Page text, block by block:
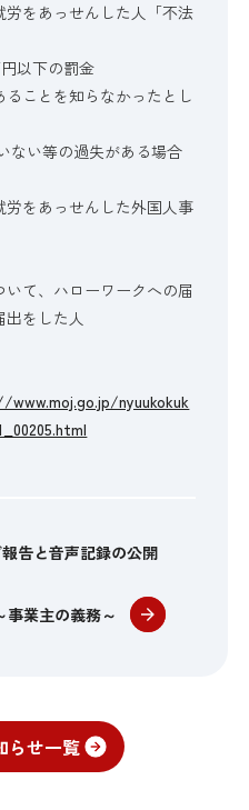
労をあっせんした人「不法
以下の罰金
ことを知らなかったとし
い等の過失がある場合
労をあっせんした外国人事
いて、ハローワークへの届
出をした人
nyuukokuk
告と音声記録の公開
事業主の義務～
らせ一覧